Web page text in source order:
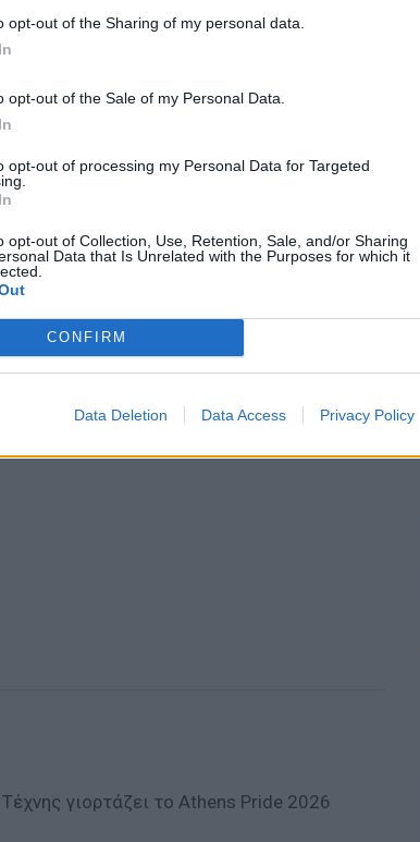
opt-out of the Sharing of my personal data.
opt-out of the Sale of my Personal Data.
opt-out of processing my Personal Data for Targeted
opt-out of Collection, Use, Retention, Sale, and/or Sharing
Data that Is Unrelated with the Purposes for which it
CONFIRM
Data Deletion Data Access Privacy Policy
Einstein of Sex: Life and Work of Dr. M.
το Εθνικό Μουσείο Σύγχρονης Τέχνης.
γιορτάζει το Athens Pride 2026